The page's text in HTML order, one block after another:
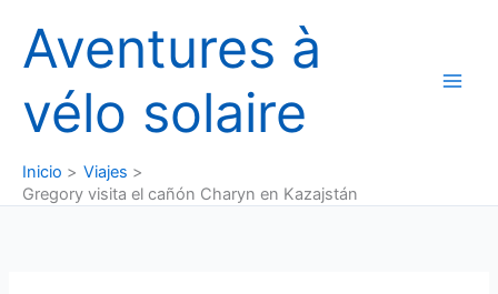
contenido
Aventures à
vélo solaire
Inicio
Viajes
Gregory visita el cañón Charyn en Kazajstán